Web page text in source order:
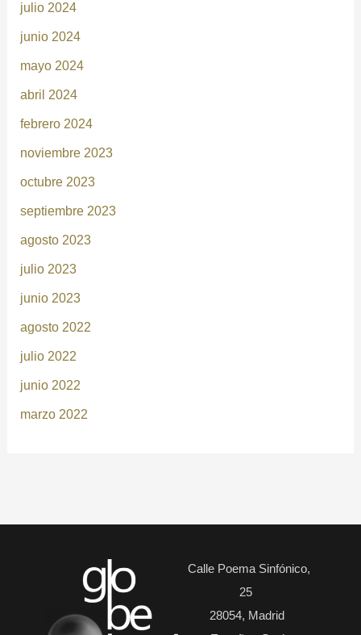
julio 2024
junio 2024
mayo 2024
abril 2024
febrero 2024
noviembre 2023
octubre 2023
septiembre 2023
agosto 2023
julio 2023
junio 2023
agosto 2022
julio 2022
junio 2022
marzo 2022
Calle Poema Sinfónico,
25
28054, Madrid